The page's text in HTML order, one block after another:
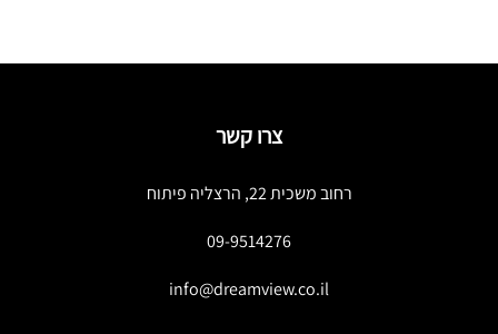
צרו קשר
רחוב משכית 22, הרצליה פיתוח
09-9514276
info@dreamview.co.il